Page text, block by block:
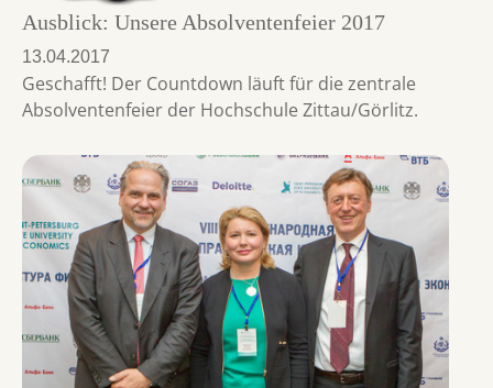
Ausblick: Unsere Absolventenfeier 2017
13.04.2017
Geschafft! Der Countdown läuft für die zentrale
Absolventenfeier der Hochschule Zittau/Görlitz.